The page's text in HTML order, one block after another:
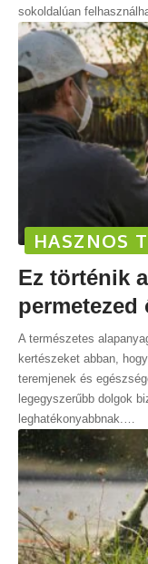
sokoldalúan
HASZNOS
Ez történik
permetezed
A természetes
kertészeket abban,
teremjenek és
legegyszerűbb dolgok
leghatékonyabbnak.